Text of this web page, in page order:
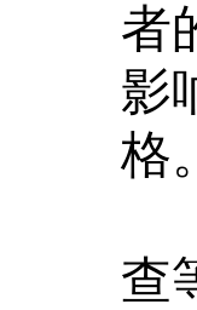
者
影
格。
查